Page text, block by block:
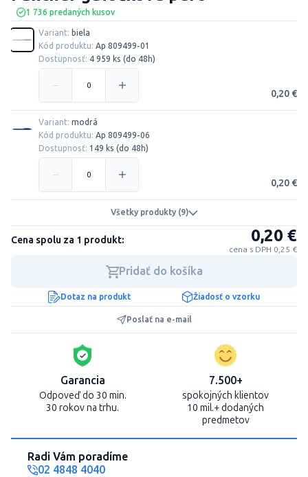
1 736 predaných kusov
Variant: biela
Kód produktu: Ap 809499-01
Dostupnosť: 4 959 ks (do 48h)
0,20 €
Variant: modrá
Kód produktu: Ap 809499-06
Dostupnosť: 149 ks (do 48h)
0,20 €
Všetky produkty (9)
Cena spolu za 1 produkt: 0,20 €
cena s DPH 0,25 €
Pridať do košíka
Dotaz na produkt Žiadosť o vzorku
Poslať na e-mail
Garancia
Odpoveď do 30 min.
30 rokov na trhu.
7.500+
spokojných klientov
10 mil.+ dodaných
predmetov
Radi Vám poradíme
02 4848 4040